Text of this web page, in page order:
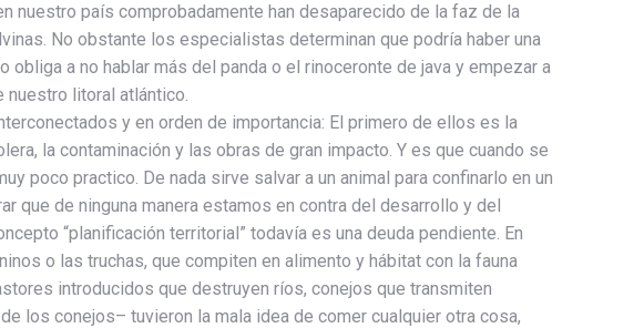
nuestro país comprobadamente han desaparecido de la faz de la
No obstante los especialistas determinan que podría haber una
a no hablar más del panda o el rinoceronte de java y empezar a
nuestro litoral atlántico.
y en orden de importancia: El primero de ellos es la
la contaminación y las obras de gran impacto. Y es que cuando se
poco practico. De nada sirve salvar a un animal para confinarlo en un
que de ninguna manera estamos en contra del desarrollo y del
“planificación territorial” todavía es una deuda pendiente. En
o las truchas, que compiten en alimento y hábitat con la fauna
introducidos que destruyen ríos, conejos que transmiten
los conejos– tuvieron la mala idea de comer cualquier otra cosa,